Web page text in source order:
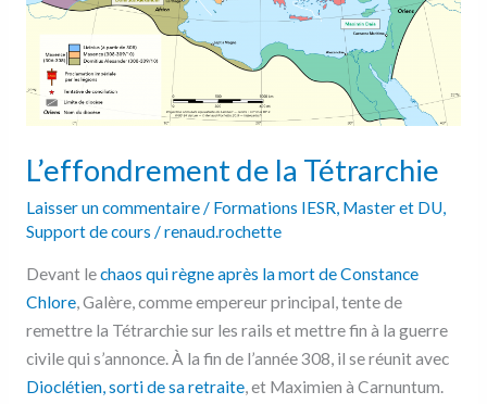
L’effondrement de la Tétrarchie
Laisser un commentaire/ Formations IESR, Master et DU,
Support de cours /renaud.rochette
Devant lechaos qui règne après la mort de Constance
Chlore, Galère, comme empereur principal, tente de
remettre la Tétrarchie sur les rails et mettre fin à la guerre
civile qui s’annonce. À la fin de l’année 308, il se réunit avec
Dioclétien, sorti de sa retraite, et Maximien à Carnuntum.